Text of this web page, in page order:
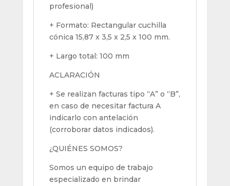
profesional)
+ Formato: Rectangular cuchilla
cónica 15,87 x 3,5 x 2,5 x 100 mm.
+ Largo total: 100 mm
ACLARACIÓN
+ Se realizan facturas tipo “A” o “B”,
en caso de necesitar factura A
indicarlo con antelación
(corroborar datos indicados).
¿QUIÉNES SOMOS?
Somos un equipo de trabajo
especializado en brindar